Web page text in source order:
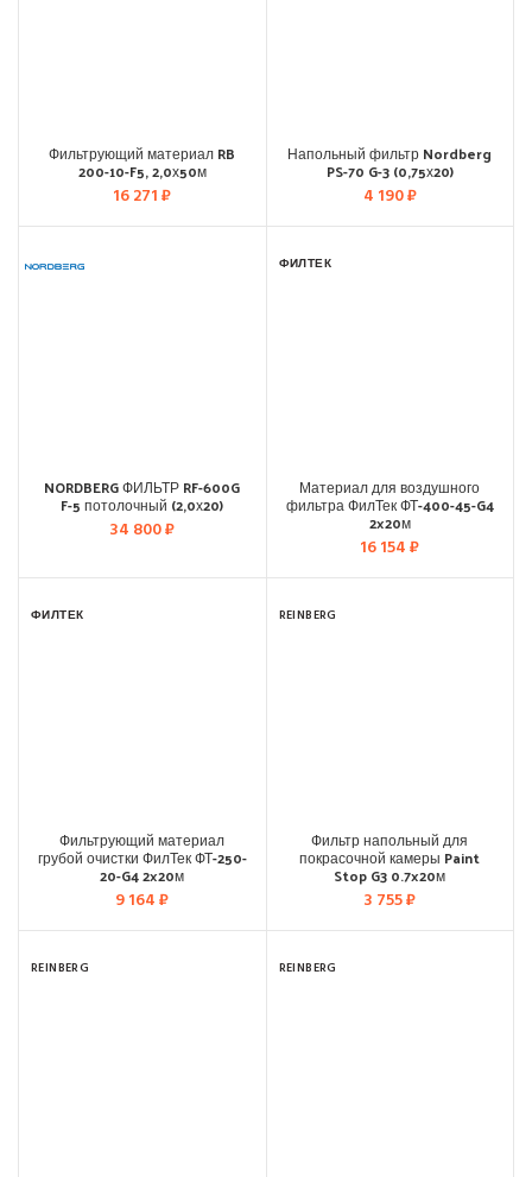
Фильтрующий материал RB
200-10-F5, 2,0х50м
16 271₽
Напольный фильтр Nordberg
PS-70 G-3 (0,75х20)
4 190₽
NORDBERG ФИЛЬТР RF-600G
F-5 потолочный (2,0х20)
34 800₽
ФИЛТЕК
Материал для воздушного
фильтра ФилТек ФТ-400-45-G4
2×20м
16 154₽
ФИЛТЕК
Фильтрующий материал
грубой очистки ФилТек ФТ-250-
20-G4 2×20м
9 164₽
REINBERG
Фильтр напольный для
покрасочной камеры Paint
Stop G3 0.7×20м
3 755₽
REINBERG REINBERG